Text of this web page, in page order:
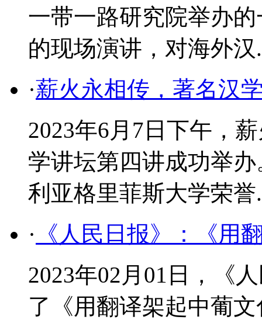
一带一路研究院举办
的现场演讲，对海外汉
·薪火永相传，著名汉
2023年6月7日下午，
学讲坛第四讲成功举
利亚格里菲斯大学荣誉
· 《人民日报》：《用
2023年02月01日，《
了《用翻译架起中葡